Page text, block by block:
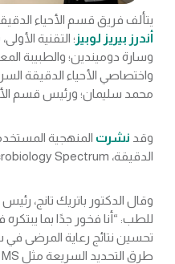
يتألف فريق قسم الأحياء
أندرز بيريز لوبيز ؛ التقنية
وسارة دوميندين؛ والطبيبة
واختصاصي الأحياء الدقيقة
محمد سليمان؛ ورئيس قسم
وقد نشرت المنهجية
الدقيقة، Microbiology Spectrum.
وقال الدكتور باتريك تانج،
للطب: “أنا فخور جدًا بما يبتكره
تحسين نتائج رعاية المرضى